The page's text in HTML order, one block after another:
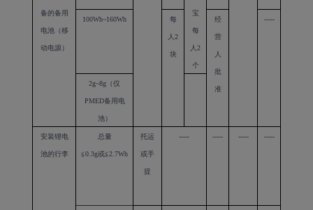
备的备用
电池（移
动电源）
宝
每
人 2
个
100Wh~160Wh 每
人 2
块
经
营
人
批
准
-----
2g~8g （仅
PMED备用电
池）
安装锂电
池的行李
总量
≦0.3g或≦2.7Wh
托运
或手
提
----- ----- ----- -----